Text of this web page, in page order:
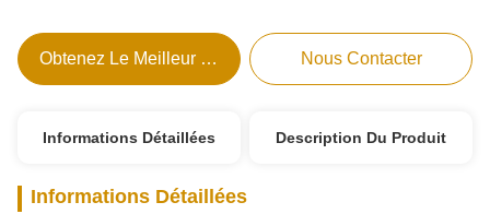
Obtenez Le Meilleur Prix Nous Contacter
Informations Détaillées Description Du Produit
Informations Détaillées